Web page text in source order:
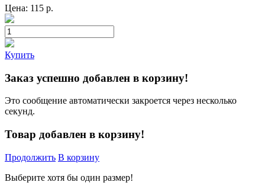
Цена: 115 р.
Купить
Заказ успешно добавлен в корзину!
Это сообщение автоматически закроется через несколько
секунд.
Товар добавлен в корзину!
Продолжить В корзину
Выберите хотя бы один размер!